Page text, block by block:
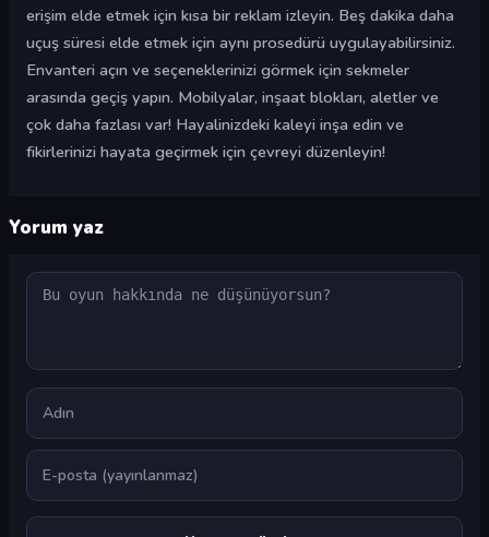
erişim elde etmek için kısa bir reklam izleyin. Beş dakika daha
uçuş süresi elde etmek için aynı prosedürü uygulayabilirsiniz.
Envanteri açın ve seçeneklerinizi görmek için sekmeler
arasında geçiş yapın. Mobilyalar, inşaat blokları, aletler ve
çok daha fazlası var! Hayalinizdeki kaleyi inşa edin ve
fikirlerinizi hayata geçirmek için çevreyi düzenleyin!
Yorum yaz
Yorum
Ad
E-posta